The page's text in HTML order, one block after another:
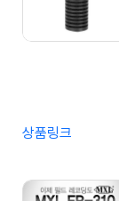
상품링크